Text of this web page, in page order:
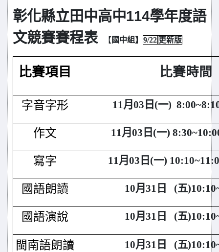
彰化縣立田中高中114學年度語
文競賽賽程表
【 國中組】 9/22 更新版
比賽項目 比賽時間
字音字形 11月03日(一)
作文 11月03日(一)
寫字 11月03日(一)
國語朗讀 10月31日 (五
國語演說 10月31日 (五
閩南語朗讀 10月31日 (五